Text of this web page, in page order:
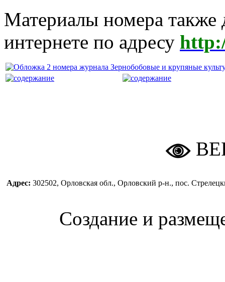
Материалы номера
интернете по адресу
Адрес: 302502, Орловская обл., Орловский р-н., пос.
Создание и